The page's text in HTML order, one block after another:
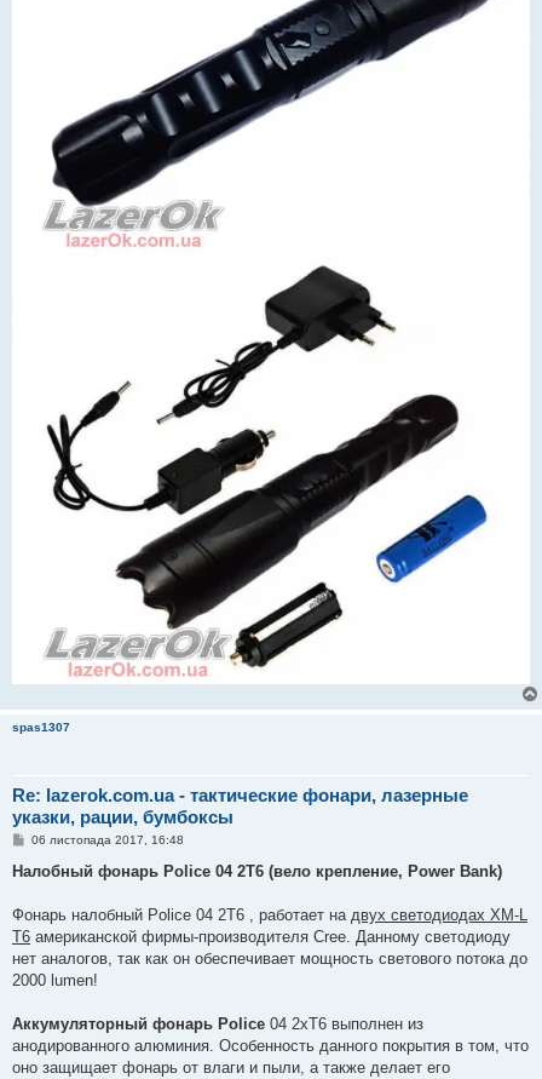
spas1307
Re: lazerok.com.ua - тактические фонари, лазерные
указки, рации, бумбоксы
П
в
о
л
е
н
06 листопада 2017, 16:48
Налобный фонарь Police 04 2T6 (вело крепление, Power Bank)
Фонарь налобный Police 04 2T6 , работает на двух светодиодах XM-L
T6 американской фирмы-производителя Cree. Данному светодиоду
нет аналогов, так как он обеспечивает мощность светового потока до
2000 lumen!
Аккумуляторный фонарь Police 04 2хT6 выполнен из
анодированного алюминия. Особенность данного покрытия в том, что
оно защищает фонарь от влаги и пыли, а также делает его